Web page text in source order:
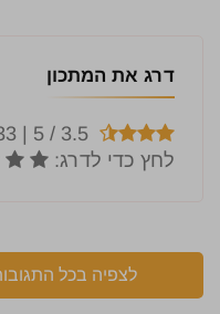
דרג את המתכון
לצפיה בכל